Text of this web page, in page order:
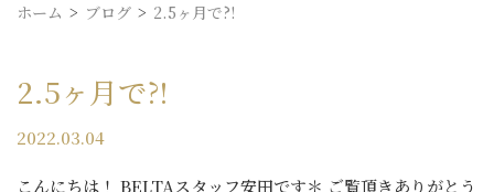
ホーム ブログ 2.5ヶ月で?!
2.5ヶ月で?!
2022.03.04
こんにちは！ BELTAスタッフ安田です＊ ご覧頂きありがとう